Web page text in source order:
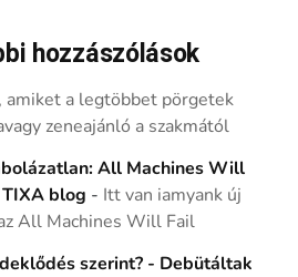
hozzászólások
amiket a legtöbbet pörgetek
zeneajánló a szakmától
All Machines Will
blog - Itt van iamyank új
All Machines Will Fail
szerint? - Debütáltak